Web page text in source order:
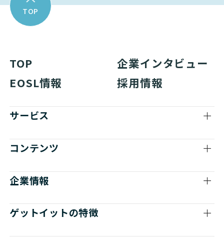
TOP
TOP
企業インタビュー
EOSL情報
採用情報
サービス
コンテンツ
企業情報
ゲットイットの特徴